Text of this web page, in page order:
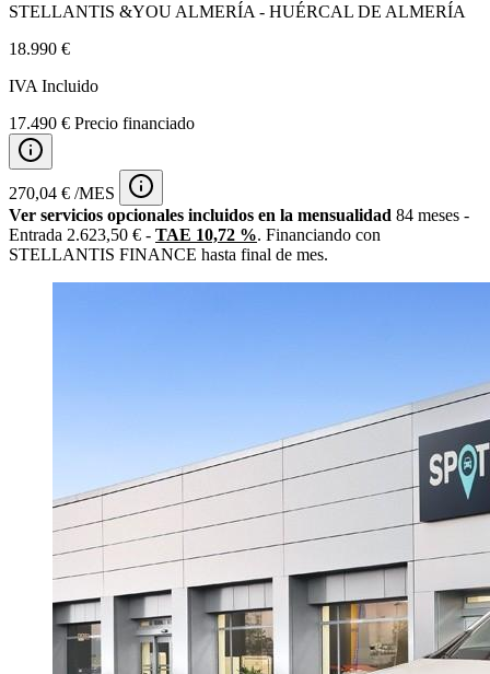
STELLANTIS &YOU ALMERÍA - HUÉRCAL DE ALMERÍA
18.990 €
IVA Incluido
17.490 € Precio financiado
270,04 € /MES
Ver servicios opcionales incluidos en la mensualidad 84 meses -
Entrada 2.623,50 € - TAE 10,72 %. Financiando con
STELLANTIS FINANCE hasta final de mes.